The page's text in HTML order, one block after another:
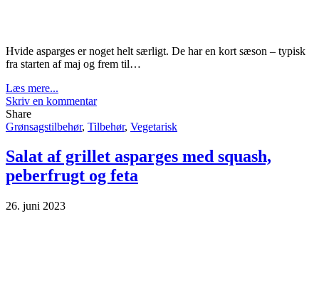
Hvide asparges er noget helt særligt. De har en kort sæson – typisk
fra starten af maj og frem til…
Læs mere...
Skriv en kommentar
Share
Grønsagstilbehør, Tilbehør, Vegetarisk
Salat af grillet asparges med squash,
peberfrugt og feta
26. juni 2023